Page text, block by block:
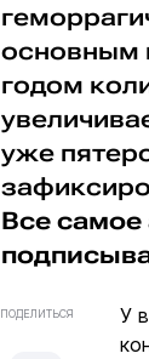
основным
годом
уже
Все самое
ПОДЕЛИТЬСЯ
У